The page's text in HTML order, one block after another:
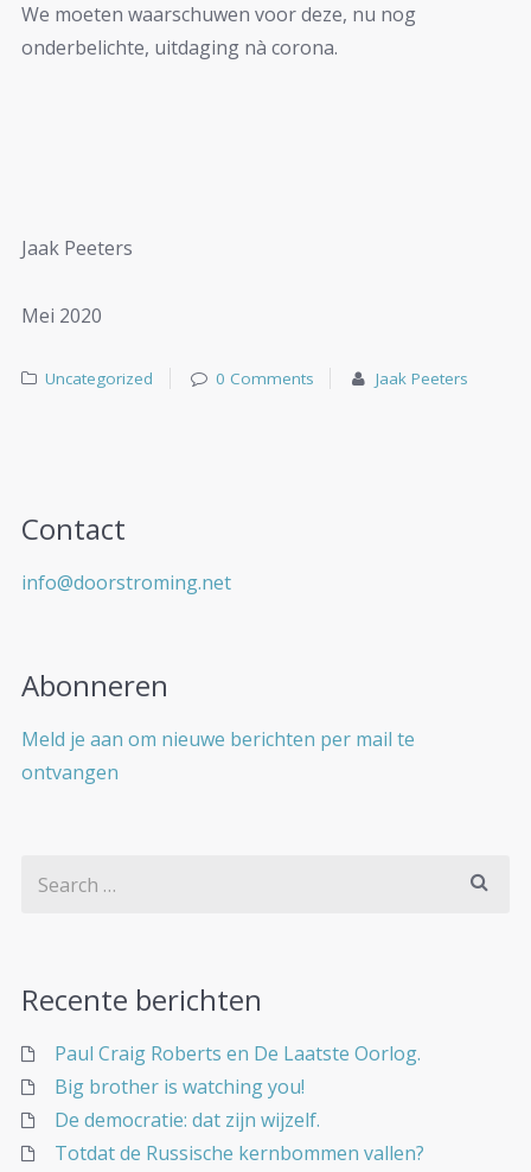
We moeten waarschuwen voor deze, nu nog
onderbelichte, uitdaging nà corona.
Jaak Peeters
Mei 2020
Uncategorized 0 Comments Jaak Peeters
Contact
info@doorstroming.net
Abonneren
Meld je aan om nieuwe berichten per mail te
ontvangen
Recente berichten
Paul Craig Roberts en De Laatste Oorlog.
Big brother is watching you!
De democratie: dat zijn wijzelf.
Totdat de Russische kernbommen vallen?